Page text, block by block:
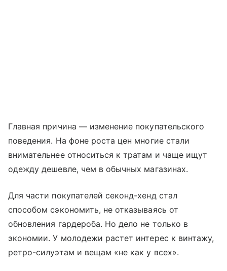
Главная причина — изменение покупательского
поведения. На фоне роста цен многие стали
внимательнее относиться к тратам и чаще ищут
одежду дешевле, чем в обычных магазинах.
Для части покупателей секонд-хенд стал
способом сэкономить, не отказываясь от
обновления гардероба. Но дело не только в
экономии. У молодежи растет интерес к винтажу,
ретро-силуэтам и вещам «не как у всех».